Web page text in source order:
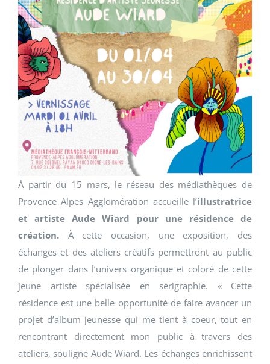
À partir du 15 mars, le réseau des médiathèques de
Provence Alpes Agglomération accueille l’illustratrice
et artiste Aude Wiard pour une résidence de
création. À cette occasion, une exposition, des
échanges et des ateliers créatifs permettront au public
de plonger dans l’univers organique et coloré de cette
jeune artiste spécialisée en sérigraphie. « Cette
résidence est une belle opportunité de faire avancer un
projet d’album jeunesse qui me tient à coeur, tout en
rencontrant directement mon public à travers des
ateliers, souligne Aude Wiard. Les échanges enrichissent